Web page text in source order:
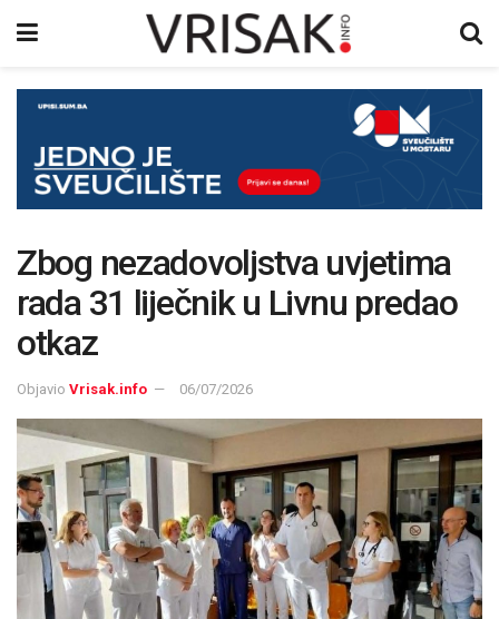
Zbog nezadovoljstva uvjetima
rada 31 liječnik u Livnu predao
otkaz
Objavio Vrisak.info 06/07/2026